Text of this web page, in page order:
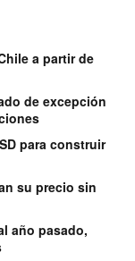
a partir de
de excepción
para construir
su precio sin
año pasado,